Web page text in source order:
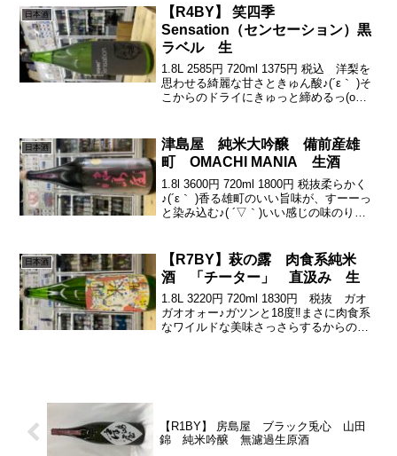
りんとした舌触りしっとりとコクのあ
る...
日本酒
【R4BY】 笑四季
Sensation（センセーション）黒
ラベル 生
1.8L 2585円 720ml 1375円 税込 洋梨を
思わせる綺麗な甘さときゅん酸♪(´ε｀ )そ
こからのドライにきゅっと締めるっ(о
日本酒
津島屋 純米大吟醸 備前産雄
町 OMACHI MANIA 生酒
1.8l 3600円 720ml 1800円 税抜柔らかく
♪(´ε｀ )香る雄町のいい旨味が、すーーっ
と染み込む♪( ´▽｀)いい感じの味のり
いモダン雄町らしさが、いい...
日本酒
【R7BY】萩の露 肉食系純米
酒 「チーター」 直汲み 生
1.8L 3220円 720ml 1830円 税抜 ガオ
ガオオォー♪ガツンと18度‼︎まさに肉食系
なワイルドな美味さっさらするからのほ
【R1BY】 房島屋 ブラック兎心 山田
錦 純米吟醸 無濾過生原酒